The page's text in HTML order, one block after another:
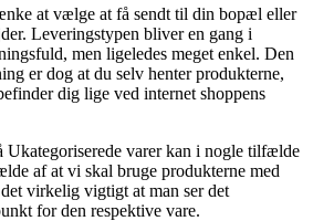
at vælge at få sendt til din bopæl eller
Leveringstypen bliver en gang i
men ligeledes meget enkel. Den
er dog at du selv henter produkterne,
dig lige ved internet shoppens
Ukategoriserede varer kan i nogle tilfælde
af at vi skal bruge produkterne med
virkelig vigtigt at man ser det
for den respektive vare.